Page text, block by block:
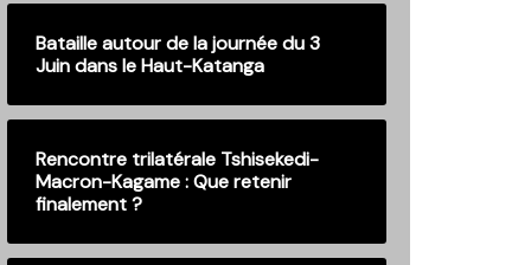
Bataille autour de la journée du 3
Juin dans le Haut-Katanga
Rencontre trilatérale Tshisekedi-
Macron-Kagame : Que retenir
finalement ?